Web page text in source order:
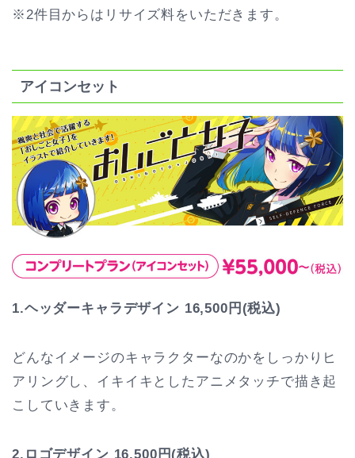
※2件目からはリサイズ料をいただきます。
アイコンセット
1.ヘッダーキャラデザイン 16,500円(税込)
どんなイメージのキャラクターなのかをしっかりヒ
アリングし、イキイキとしたアニメタッチで描き起
こしていきます。
2.ロゴデザイン 16,500円(税込)